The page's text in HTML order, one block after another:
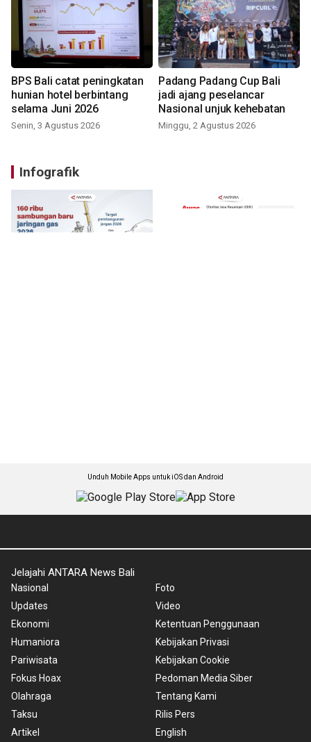
BPS Bali catat peningkatan
hunian hotel berbintang
selama Juni 2026
Senin, 3 Agustus 2026
Padang Padang Cup Bali
jadi ajang peselancar
Nasional unjuk kehebatan
Minggu, 2 Agustus 2026
Infografik
Unduh Mobile Apps untuk iOS dan Android
Jelajahi ANTARA News Bali
Nasional
Updates
Ekonomi
Humaniora
Pariwisata
Fokus Hoax
Olahraga
Taksu
Artikel
Foto
Video
Ketentuan Penggunaan
Kebijakan Privasi
Kebijakan Cookie
Pedoman Media Siber
Tentang Kami
Rilis Pers
English